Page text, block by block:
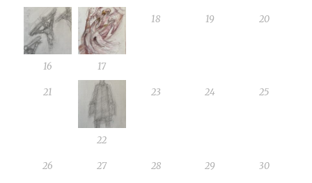
16 17
18 19 20
21
22
23 24 25
26 27 28 29 30